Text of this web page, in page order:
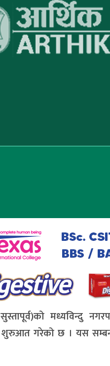
मध्यविन्दु
शुरुआत गरेको छ । यस